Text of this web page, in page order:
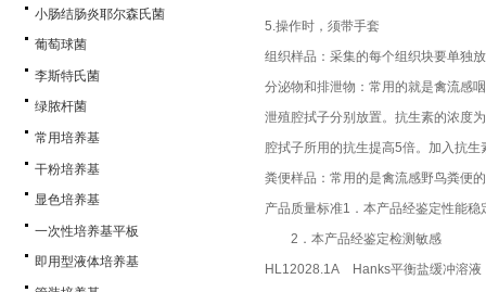
小肠结肠炎耶尔森氏菌
葡萄球菌
李斯特氏菌
绿脓杆菌
常用培养基
干粉培养基
显色培养基
一次性培养基平板
即用型液体培养基
5.操作时，须带手套
组织样品：采集的每个组织块要单独
分泌物和排泄物：常用的就是禽流感
泄殖腔拭子分别放置。抗生素的浓度
腔拭子所用的抗生提高5倍。加入抗
粪便样品：常用的是禽流感野鸟粪便
产品质量标准1．本产品经鉴定性能稳
2．本产品经鉴定检测敏感
HL12028.1A Hanks平衡盐缓冲溶